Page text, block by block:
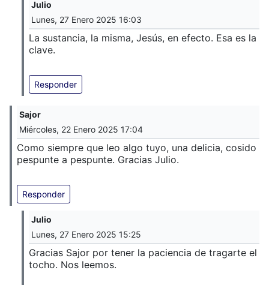
Julio
Lunes, 27 Enero 2025 16:03
La sustancia, la misma, Jesús, en efecto. Esa es la
clave.
Responder
Sajor
Miércoles, 22 Enero 2025 17:04
Como siempre que leo algo tuyo, una delicia, cosido
pespunte a pespunte. Gracias Julio.
Responder
Julio
Lunes, 27 Enero 2025 15:25
Gracias Sajor por tener la paciencia de tragarte el
tocho. Nos leemos.